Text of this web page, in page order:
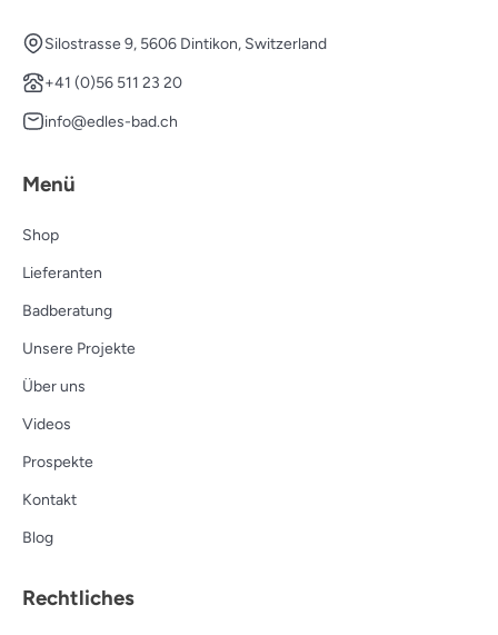
Silostrasse 9, 5606 Dintikon, Switzerland
+41 (0)56 511 23 20
info@edles-bad.ch
Menü
Shop
Lieferanten
Badberatung
Unsere Projekte
Über uns
Videos
Prospekte
Kontakt
Blog
Rechtliches